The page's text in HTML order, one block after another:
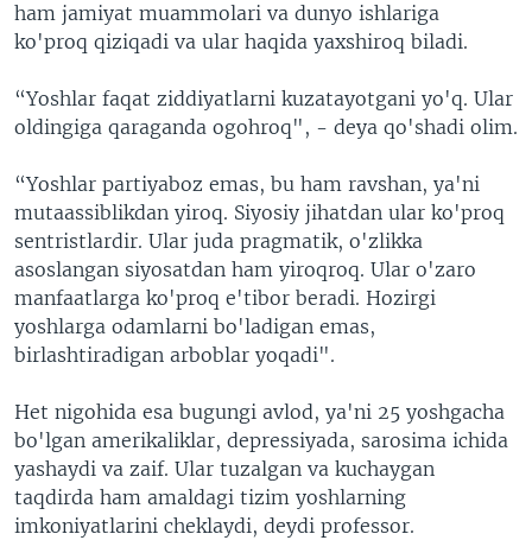
ham jamiyat muammolari va dunyo ishlariga
ko'proq qiziqadi va ular haqida yaxshiroq biladi.
“Yoshlar faqat ziddiyatlarni kuzatayotgani yo'q. Ular
oldingiga qaraganda ogohroq", - deya qo'shadi olim.
“Yoshlar partiyaboz emas, bu ham ravshan, ya'ni
mutaassiblikdan yiroq. Siyosiy jihatdan ular ko'proq
sentristlardir. Ular juda pragmatik, o'zlikka
asoslangan siyosatdan ham yiroqroq. Ular o'zaro
manfaatlarga ko'proq e'tibor beradi. Hozirgi
yoshlarga odamlarni bo'ladigan emas,
birlashtiradigan arboblar yoqadi".
Het nigohida esa bugungi avlod, ya'ni 25 yoshgacha
bo'lgan amerikaliklar, depressiyada, sarosima ichida
yashaydi va zaif. Ular tuzalgan va kuchaygan
taqdirda ham amaldagi tizim yoshlarning
imkoniyatlarini cheklaydi, deydi professor.